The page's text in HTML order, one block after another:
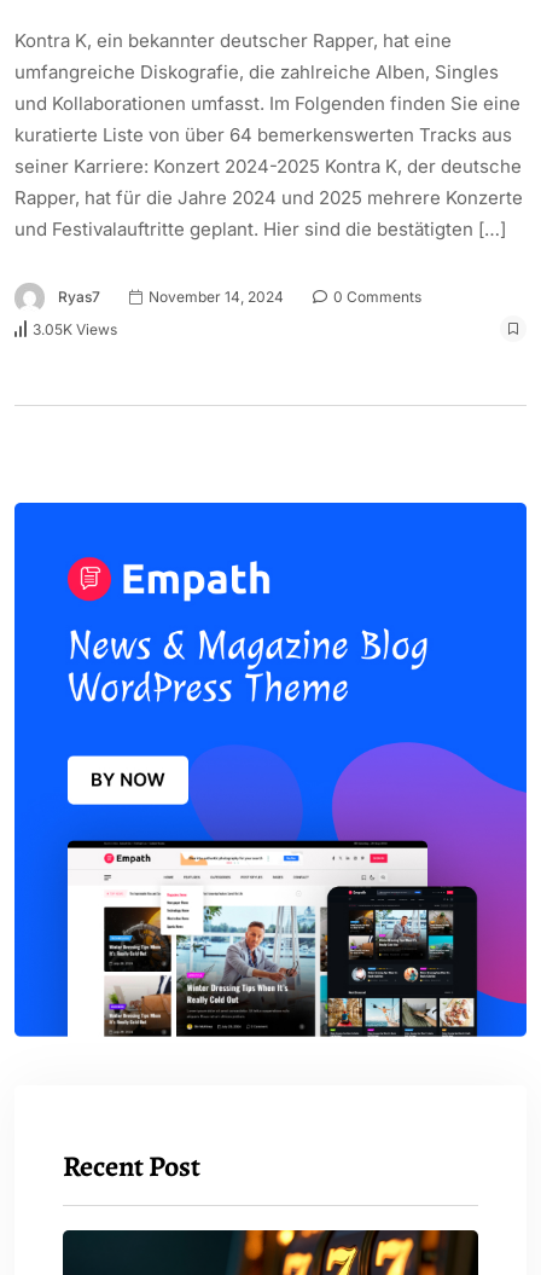
Kontra K, ein bekannter deutscher Rapper, hat eine
umfangreiche Diskografie, die zahlreiche Alben, Singles
und Kollaborationen umfasst. Im Folgenden finden Sie eine
kuratierte Liste von über 64 bemerkenswerten Tracks aus
seiner Karriere: Konzert 2024-2025 Kontra K, der deutsche
Rapper, hat für die Jahre 2024 und 2025 mehrere Konzerte
und Festivalauftritte geplant. Hier sind die bestätigten […]
Ryas7 November 14, 2024
0 Comments
3.05K Views
Recent Post